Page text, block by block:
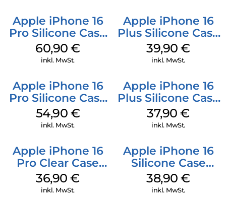
Apple iPhone 16
Pro Silicone Case
MagSafe Stone
Gray
60,90€
inkl. MwSt.
Apple iPhone 16
Plus Silicone Case
MagSafe Plum
39,90€
inkl. MwSt.
Apple iPhone 16
Pro Silicone Case
MagSafe Black
54,90 €
inkl. MwSt.
Apple iPhone 16
Plus Silicone Case
MagSafe Lake
Green
37,90€
inkl. MwSt.
Apple iPhone 16
Pro Clear Case
MagSafe
Transparent
36,90€
inkl. MwSt.
Apple iPhone 16
Silicone Case
MagSafe
Ultramarine
38,90€
inkl. MwSt.